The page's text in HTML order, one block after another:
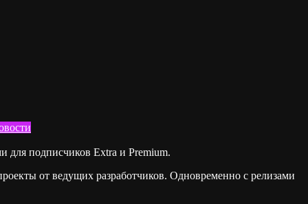
для подписчиков Extra и Premium.
от ведущих разработчиков. Одновременно с релизами